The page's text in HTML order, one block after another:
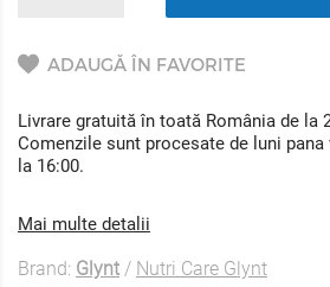
ADAUGĂ ÎN FAVORITE
Livrare gratuită în toată România de la
Comenzile sunt procesate de luni pana
la 16:00.
Mai multe detalii
Brand: Glynt / Nutri Care Glynt